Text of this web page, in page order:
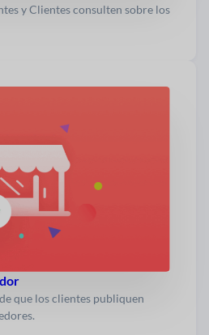
y Clientes consulten sobre los
que los clientes publiquen